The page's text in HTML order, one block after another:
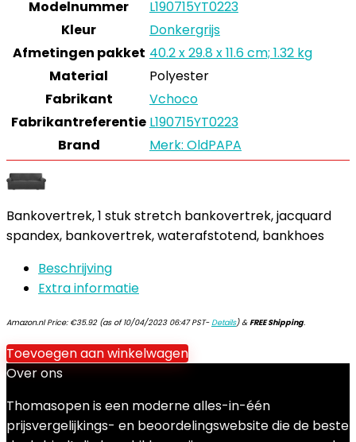
Modelnummer
‎L190715YT0223
Kleur
‎Donkergrijs
Afmetingen pakket ‎40.2 x 29.8 x 11.6 cm; 1.32 kg
Material
‎Polyester
Fabrikant
‎Vchoco
Fabrikantreferentie ‎L190715YT0223
Brand
Merk: OldPAPA
Bankovertrek, 1 stuk stretch bankovertrek, jacquard
spandex, bankovertrek, waterafstotend, bankhoes
Beschrijving
Extra informatie
Amazon.nl Price: €35.92(as of 10/04/2023 06:47 PST-Details)&FREE Shipping.
Toevoegen aan winkelwagen
Over ons
Thomasopen is een moderne alles-in-één
prijsvergelijkings- en beoordelingswebsite die de beste